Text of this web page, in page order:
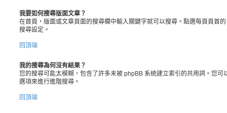
我要如何搜尋版面文章？
在首頁，版面或文章頁面的搜尋欄中輸入關鍵字就可以搜尋。點選每頁頁首
搜尋設定。
回頂端
我的搜尋為何沒有結果？
您的搜尋可能太模糊，包含了許多未被 phpBB 系統建立索引的共用詞。您可
選項來進行進階搜尋。
回頂端